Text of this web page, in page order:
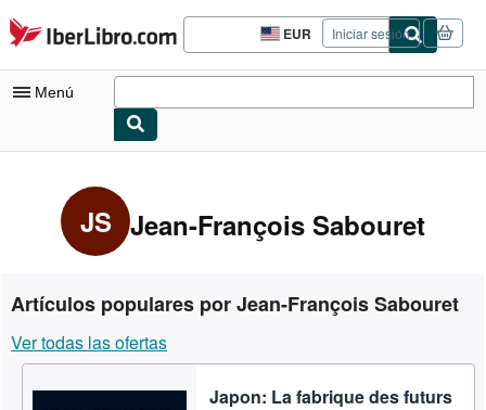
Pasar al contenido principal
IberLibro.com EUR
Preferencias
de
del
Iniciar sesión
Menú
Consultar mis pedidos
Búsqueda avanzada
Libros antiguos
Arte y coleccionismo
Vendedores
JS Jean-François Sabouret
Artículos populares por Jean-François Sabouret
Ver todas las ofertas
Japon: La fabrique des futurs